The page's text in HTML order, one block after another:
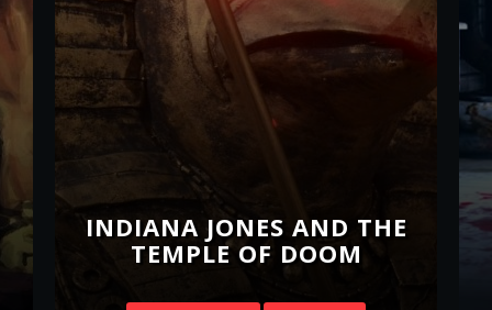
INDIANA JONES AND THE
TEMPLE OF DOOM